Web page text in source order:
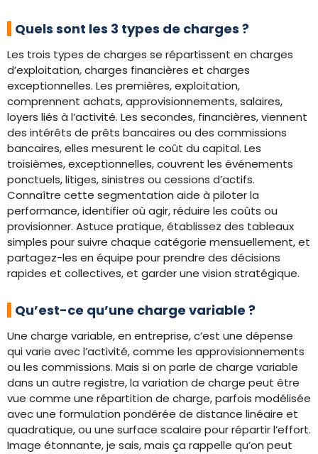
Quels sont les 3 types de charges ?
Les trois types de charges se répartissent en charges
d’exploitation, charges financières et charges
exceptionnelles. Les premières, exploitation,
comprennent achats, approvisionnements, salaires,
loyers liés à l’activité. Les secondes, financières, viennent
des intérêts de prêts bancaires ou des commissions
bancaires, elles mesurent le coût du capital. Les
troisièmes, exceptionnelles, couvrent les événements
ponctuels, litiges, sinistres ou cessions d’actifs.
Connaître cette segmentation aide à piloter la
performance, identifier où agir, réduire les coûts ou
provisionner. Astuce pratique, établissez des tableaux
simples pour suivre chaque catégorie mensuellement, et
partagez-les en équipe pour prendre des décisions
rapides et collectives, et garder une vision stratégique.
Qu’est-ce qu’une charge variable ?
Une charge variable, en entreprise, c’est une dépense
qui varie avec l’activité, comme les approvisionnements
ou les commissions. Mais si on parle de charge variable
dans un autre registre, la variation de charge peut être
vue comme une répartition de charge, parfois modélisée
avec une formulation pondérée de distance linéaire et
quadratique, ou une surface scalaire pour répartir l’effort.
Image étonnante, je sais, mais ça rappelle qu’on peut